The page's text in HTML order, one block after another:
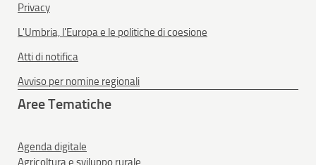
Privacy
L'Umbria, l'Europa e le politiche di coesione
Atti di notifica
Avviso per nomine regionali
Aree Tematiche
Agenda digitale
Agricoltura e sviluppo rurale